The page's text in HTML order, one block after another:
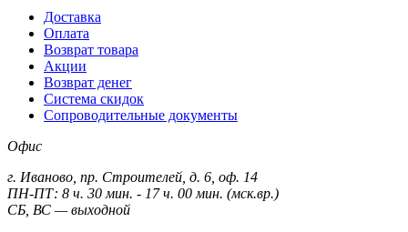
Доставка
Оплата
Возврат товара
Акции
Возврат денег
Система скидок
Сопроводительные документы
Офис
г. Иваново, пр. Строителей, д. 6, оф. 14
ПН-ПТ: 8 ч. 30 мин. - 17 ч. 00 мин. (мск.вр.)
СБ, ВС — выходной